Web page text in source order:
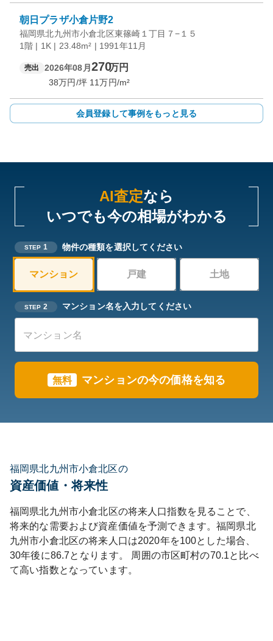
朝日プラザ小倉片野2
福岡県北九州市小倉北区東篠崎１丁目７−１５
1階 | 1K | 23.48m² | 1991年11月
売出 2026年08月 270万円
38万円/坪 11万円/m²
会員登録して事例をもっと見る
AI査定なら
いつでも今の相場がわかる
STEP 1 物件の種類を選択してください
マンション 戸建 土地
STEP 2 マンション名を入力してください
無料 マンションの今の価格を知る
福岡県北九州市小倉北区の
資産価値・将来性
福岡県北九州市小倉北区の将来人口指数を見ることで、
将来的な需要および資産価値を予測できます。福岡県北
九州市小倉北区の将来人口は2020年を100とした場合、
30年後に86.7となります。 周囲の市区町村の70.1と比べ
て高い指数となっています。